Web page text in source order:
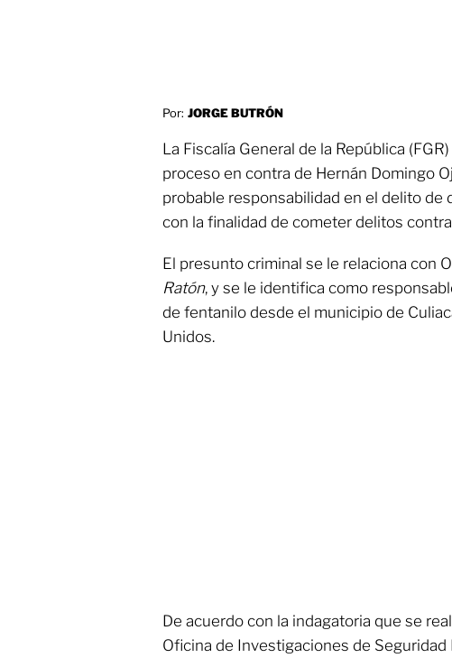
Por: JORGE BUTRÓN
La Fiscalía General de la República
proceso en contra de Hernán Domingo
probable responsabilidad en el delito de
con la finalidad de cometer delitos
El presunto criminal se le relaciona con
Ratón, y se le identifica como
de fentanilo desde el municipio de
Unidos.
De acuerdo con la indagatoria que se
Oficina de Investigaciones de Seguridad